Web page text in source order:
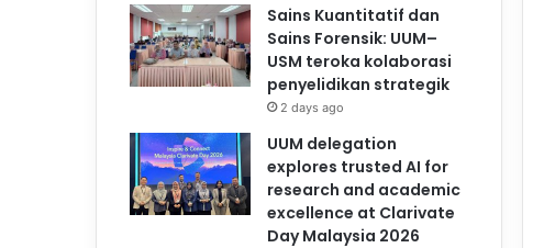
Sains Kuantitatif dan
Sains Forensik: UUM–
USM teroka kolaborasi
penyelidikan strategik
2 days ago
UUM delegation
explores trusted AI for
research and academic
excellence at Clarivate
Day Malaysia 2026